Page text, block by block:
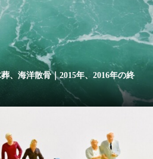
、海洋散骨｜2015年、2016年の終